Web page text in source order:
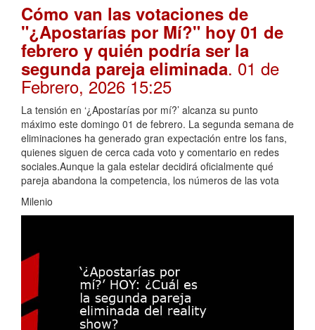
Cómo van las votaciones de
"¿Apostarías por Mí?" hoy 01 de
febrero y quién podría ser la
segunda pareja eliminada. 01 de
Febrero, 2026 15:25
La tensión en ‘¿Apostarías por mí?’ alcanza su punto
máximo este domingo 01 de febrero. La segunda semana de
eliminaciones ha generado gran expectación entre los fans,
quienes siguen de cerca cada voto y comentario en redes
sociales.Aunque la gala estelar decidirá oficialmente qué
pareja abandona la competencia, los números de las vota
Milenio